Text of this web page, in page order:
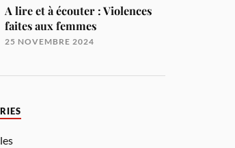
A lire et à écouter : Violences
faites aux femmes
25 NOVEMBRE 2024